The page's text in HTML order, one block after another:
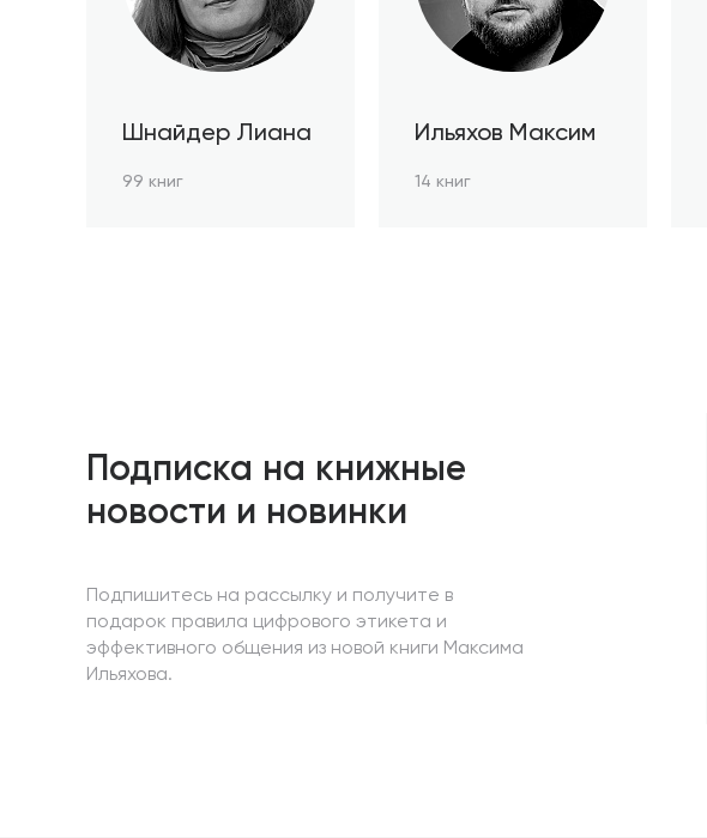
Шнайдер Лиана
99 книг
Ильяхов Максим
14 книг
Подписка на книжные
новости и новинки
Подпишитесь на рассылку и получите в
подарок правила цифрового этикета и
эффективного общения из новой книги Максима
Ильяхова.